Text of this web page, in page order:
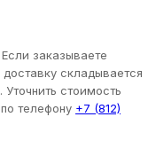
заказываете
складывается
стоимость
телефону +7 (812)